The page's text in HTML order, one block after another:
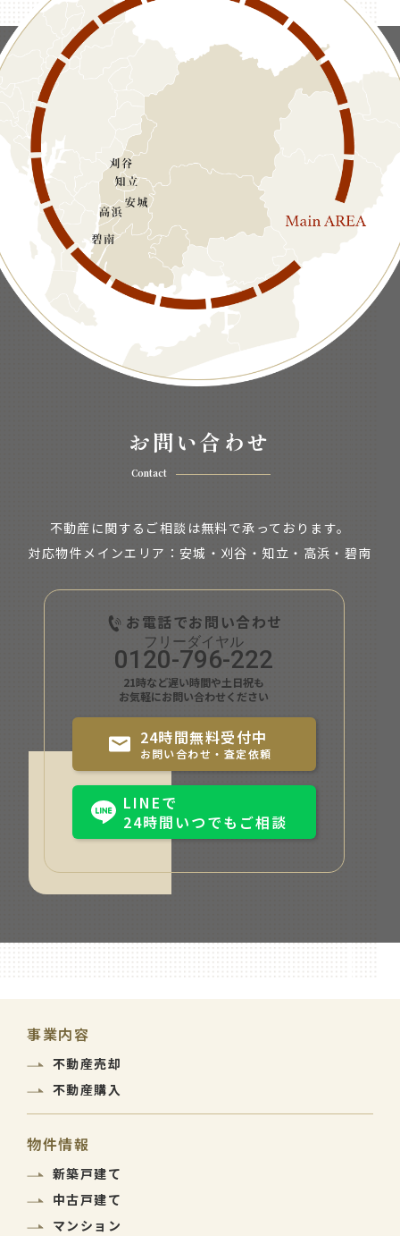
お問い合わせ
Contact
不動産に関するご相談は無料で承っております。
対応物件メインエリア：安城・刈谷・知立・ 高浜・碧南
お電話でお問い合わせ
0120-796-222
21時など遅い時間や土日祝も
お気軽にお問い合わせください
24時間無料受付中
お問い合わせ・査定依頼
LINEで
24時間いつでもご相談
事業内容
不動産売却
不動産購入
物件情報
新築戸建て
中古戸建て
マンション